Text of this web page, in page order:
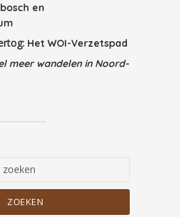
en
Het WOI-Verzetspad
meer wandelen in Noord-
ZOEKEN